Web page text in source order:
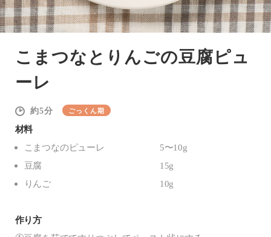
こまつなとりんごの豆腐ピュ
ーレ
5 ごっくん期
材料
こまつなのピューレ 5〜10g
豆腐 15g
りんご 10g
作り方